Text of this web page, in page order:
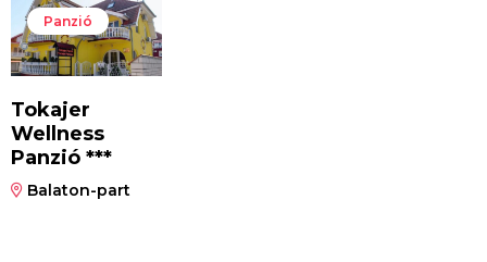
Panzió
Tokajer
Wellness
Panzió ***
Balaton-part